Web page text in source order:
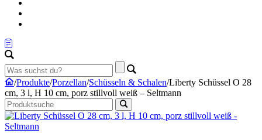
/Produkte/Porzellan/Schüsseln & Schalen/Liberty Schüssel O 28
cm, 3 l, H 10 cm, porz stillvoll weiß – Seltmann